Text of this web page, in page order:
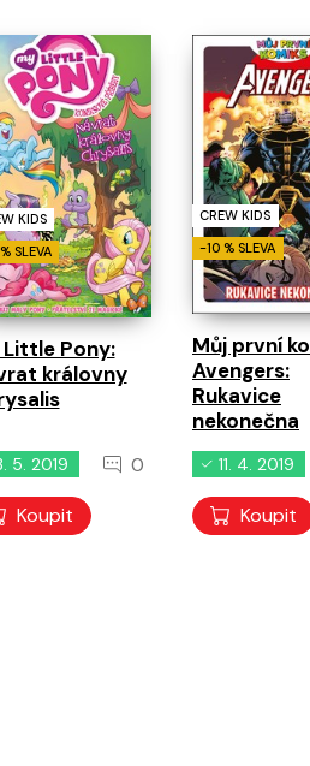
KIDS
SLEVA
Little Pony:
královny
5. 2019
0
Koupit
CREW KIDS
-10 % SLEVA
Můj první
Avengers:
Rukavice
nekonečna
11. 4. 2019
Koupit